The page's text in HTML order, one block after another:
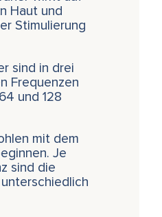
Haut und
Stimulierung
sind in drei
Frequenzen
und 128
mit dem
Je
sind die